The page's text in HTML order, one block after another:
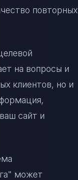
повторных
на вопросы и
клиентов, но и
сайт и
может